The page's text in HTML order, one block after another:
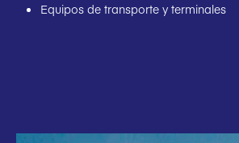
Equipos de transporte y terminales